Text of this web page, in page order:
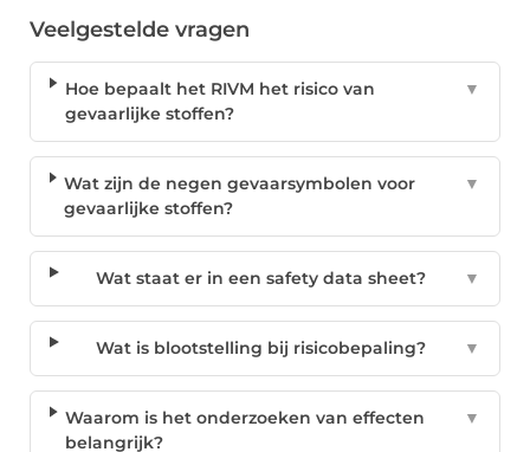
Veelgestelde vragen
Hoe bepaalt het RIVM het risico van
gevaarlijke stoffen?
▼
Wat zijn de negen gevaarsymbolen voor
gevaarlijke stoffen?
▼
Wat staat er in een safety data sheet? ▼
Wat is blootstelling bij risicobepaling? ▼
Waarom is het onderzoeken van effecten
belangrijk?
▼